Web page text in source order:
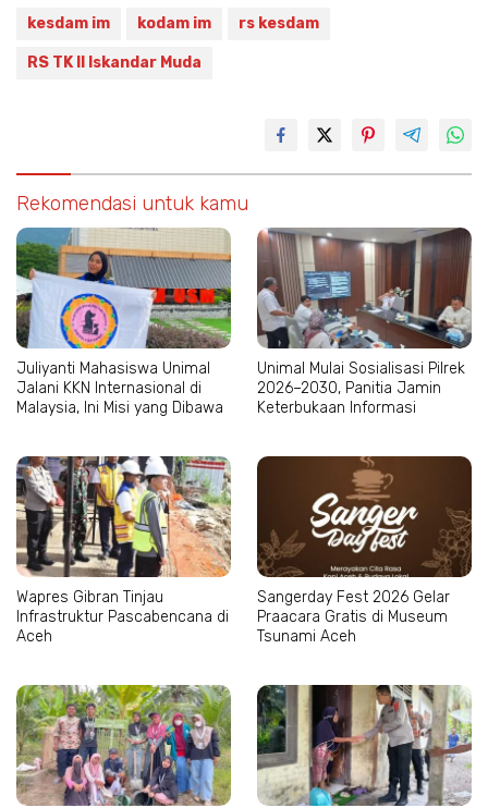
kesdam im kodam im rs kesdam
RS TK II Iskandar Muda
Rekomendasi untuk kamu
Juliyanti Mahasiswa Unimal
Jalani KKN Internasional di
Malaysia, Ini Misi yang Dibawa
Unimal Mulai Sosialisasi Pilrek
2026–2030, Panitia Jamin
Keterbukaan Informasi
Wapres Gibran Tinjau
Infrastruktur Pascabencana di
Aceh
Sangerday Fest 2026 Gelar
Praacara Gratis di Museum
Tsunami Aceh